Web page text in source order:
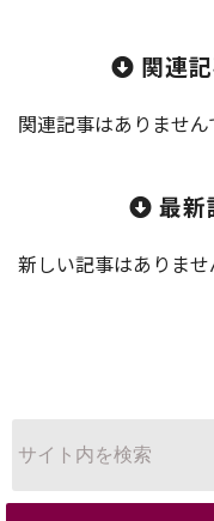
関連
関連記事はありません
最新
新しい記事はありませ